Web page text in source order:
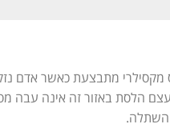
מקסילרי מתבצעת כאשר אדם
עצם הלסת באזור זה אינה עבה